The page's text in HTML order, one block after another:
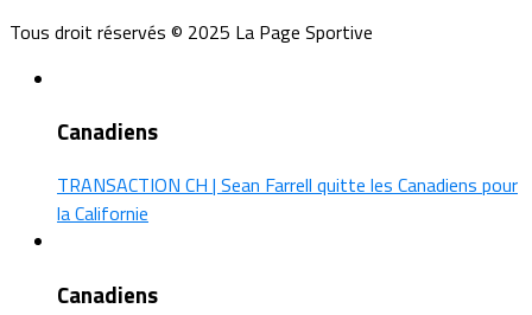
Tous droit réservés © 2025 La Page Sportive
Canadiens
TRANSACTION CH | Sean Farrell quitte les Canadiens pour
la Californie
Canadiens